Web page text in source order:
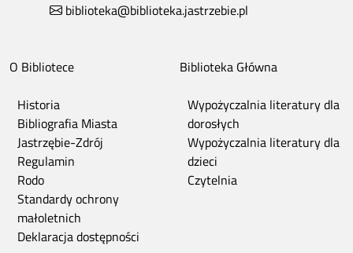
biblioteka@biblioteka.jastrzebie.pl
O Bibliotece
Historia
Bibliografia Miasta
Jastrzębie-Zdrój
Regulamin
Rodo
Standardy ochrony
małoletnich
Deklaracja dostępności
Biblioteka Główna
Wypożyczalnia literatury dla
dorosłych
Wypożyczalnia literatury dla
dzieci
Czytelnia